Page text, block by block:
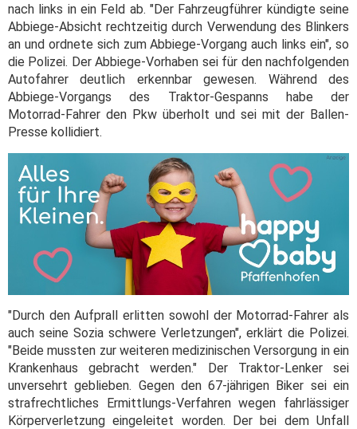
nach links in ein Feld ab. "Der Fahrzeugführer kündigte seine
Abbiege-Absicht rechtzeitig durch Verwendung des Blinkers
an und ordnete sich zum Abbiege-Vorgang auch links ein", so
die Polizei. Der Abbiege-Vorhaben sei für den nachfolgenden
Autofahrer deutlich erkennbar gewesen. Während des
Abbiege-Vorgangs des Traktor-Gespanns habe der
Motorrad-Fahrer den Pkw überholt und sei mit der Ballen-
Presse kollidiert.
"Durch den Aufprall erlitten sowohl der Motorrad-Fahrer als
auch seine Sozia schwere Verletzungen", erklärt die Polizei.
"Beide mussten zur weiteren medizinischen Versorgung in ein
Krankenhaus gebracht werden." Der Traktor-Lenker sei
unversehrt geblieben. Gegen den 67-jährigen Biker sei ein
strafrechtliches Ermittlungs-Verfahren wegen fahrlässiger
Körperverletzung eingeleitet worden. Der bei dem Unfall